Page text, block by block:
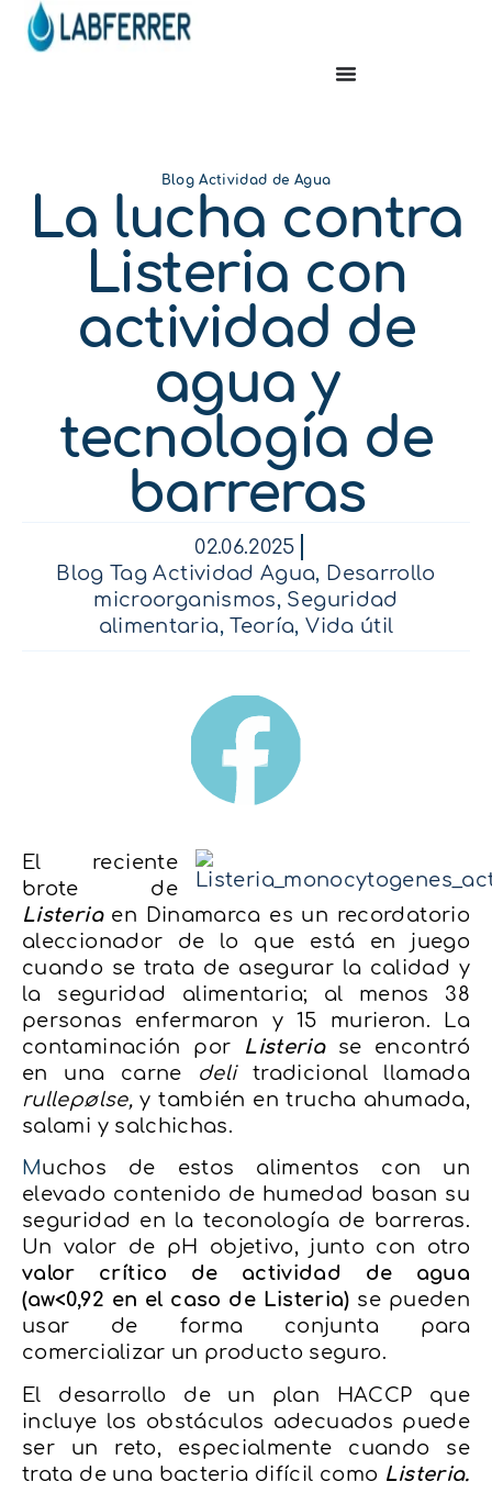
Blog Actividad de Agua
La lucha contra
Listeria con
actividad de
agua y
tecnología de
barreras
02.06.2025
Blog Tag Actividad Agua, Desarrollo
microorganismos, Seguridad
alimentaria,Teoría,Vida útil
El reciente
brote de
Listeriaen Dinamarca es un recordatorio
aleccionador de lo que está en juego
cuando se trata de asegurar la calidad y
la seguridad alimentaria; al menos 38
personas enfermaron y 15 murieron. La
contaminación por Listeriase encontró
en una carne delitradicional llamada
rullepølse,y también en trucha ahumada,
salami y salchichas.
Muchos de estos alimentos con un
elevado contenido de humedad basan su
seguridad en la teconología de barreras.
Un valor de pH objetivo, junto con otro
valor crítico de actividad de agua
(aw<0,92 en el caso de Listeria) se pueden
usar de forma conjunta para
comercializar un producto seguro.
El desarrollo de un plan HACCP que
incluye los obstáculos adecuados puede
ser un reto, especialmente cuando se
trata de una bacteria difícil como Listeria.